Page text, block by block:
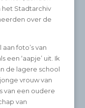
het Stadtarchiv
over de
foto’s van
een ‘aapje’ uit. Ik
de lagere school
vrouw van
van een oudere
van